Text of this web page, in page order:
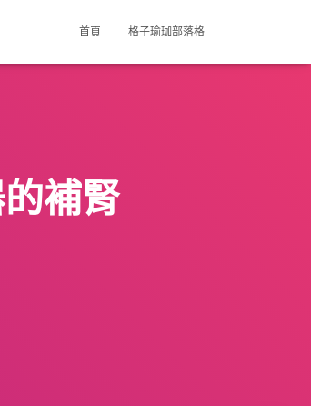
首頁 格子瑜珈部落格
補腎